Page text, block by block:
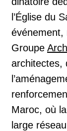
l’Église du
événement,
Groupe
architectes,
Maroc, où
large